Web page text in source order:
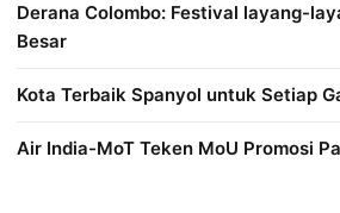
Derana Colombo: Festival layang-
Besar
Kota Terbaik Spanyol untuk Setiap
Air India-MoT Teken MoU Promosi